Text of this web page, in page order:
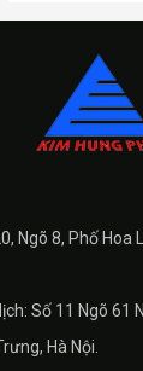
Ngõ 8, Phố Hoa
Số 11 Ngõ 61
Hà Nội.